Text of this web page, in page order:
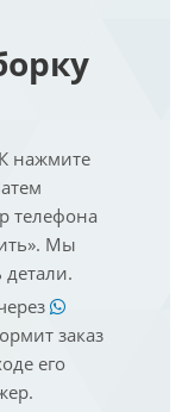
нажмите
телефона
Мы
заказ
его